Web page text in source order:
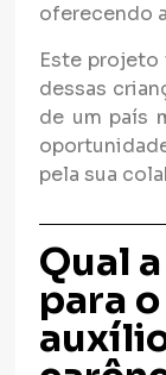
oferecendo
Este
dessas
de um país
pela sua
Qual
para